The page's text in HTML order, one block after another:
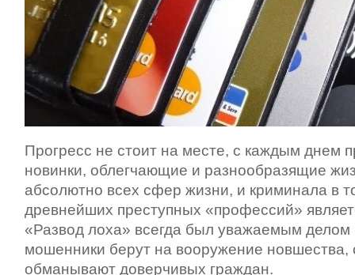
Прогресс не стоит на месте, с каждым днем
новинки, облегчающие и разнообразящие
абсолютно всех сфер жизни, и криминала в
древнейших преступных «профессий»
«Развод лоха» всегда был уважаемым
мошенники берут на вооружение
обманывают доверчивых граждан.